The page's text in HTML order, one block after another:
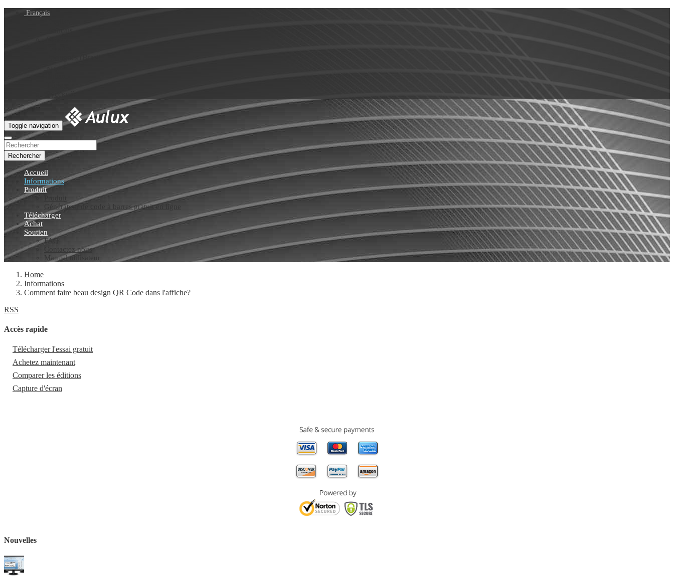
Français
Toggle navigation
Rechercher
Accueil
Informations
Produit
Générateur de code à barres gratuit en ligne
Télécharger
Achat
Soutien
FAQ
Contactez nous
Manuel utilisateur
Home
Informations
Comment faire beau design QR Code dans l'affiche?
RSS
Accès rapide
Télécharger l'essai gratuit
Achetez maintenant
Comparer les éditions
Capture d'écran
Nouvelles